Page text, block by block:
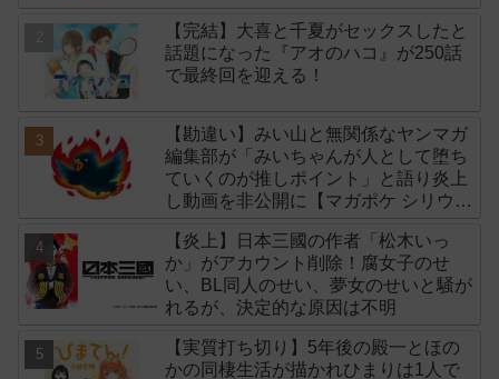
【完結】大喜と千夏がセックスしたと
話題になった『アオのハコ』が250話
で最終回を迎える！
【勘違い】みい山と無関係なヤンマガ
編集部が「みいちゃんが人として堕ち
ていくのが推しポイント」と語り炎上
し動画を非公開に【マガポケ シリウ
【炎上】日本三國の作者「松木いっ
か」がアカウント削除！腐女子のせ
い、BL同人のせい、夢女のせいと騒が
れるが、決定的な原因は不明
【実質打ち切り】5年後の殿一とほの
かの同棲生活が描かれひまりは1人で